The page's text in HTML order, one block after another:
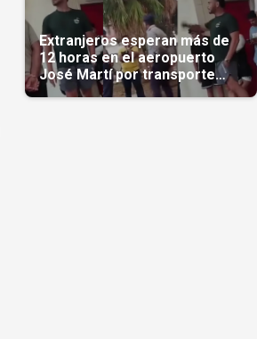
Extranjeros esperan más de
12 horas en el aeropuerto
José Martí por transporte
reservado semanas